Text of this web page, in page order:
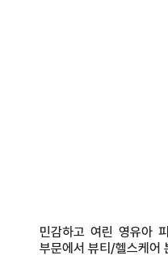
민감하고 여린 영유아
부문에서 뷰티/헬스케어